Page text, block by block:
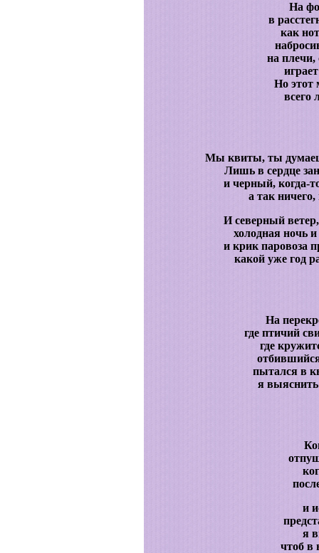
На
в
как
на
Но этот
всего
Мы квиты, ты
Лишь в сердце
и черный, когда-
а так ничего,
И северный
холодная ночь
и крик паровоза
какой уже год
На
где птичий
где
пытался в
я выяснить
и
я
чтоб в